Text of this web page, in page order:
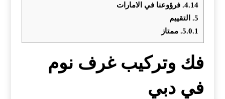
4.14. فرؤوعنا في الامارات
5.
التقييم
5.0.1. ممتاز
فك وتركيب غرف نوم
في دبي